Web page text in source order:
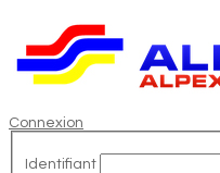
Connexion
Identifiant